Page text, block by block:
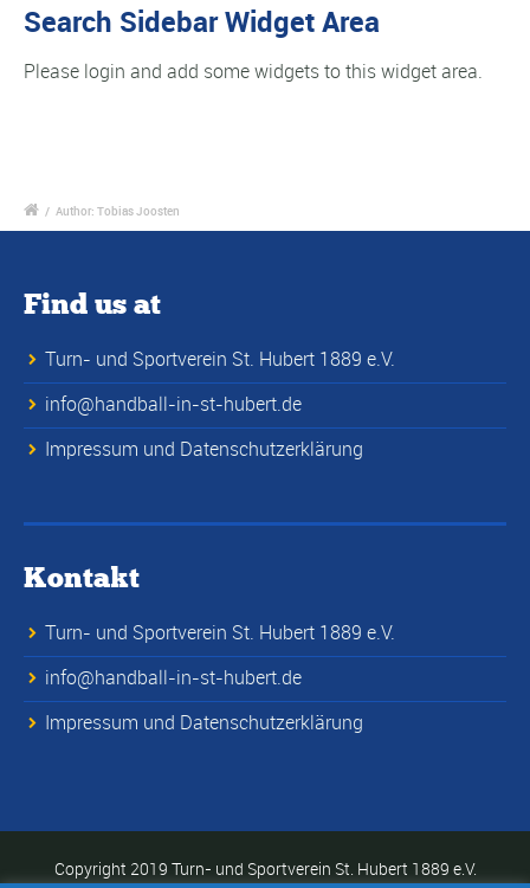
Search Sidebar Widget Area
Please login and add some widgets to this widget area.
/ Author: Tobias Joosten
Find us at
Turn- und Sportverein St. Hubert 1889 e.V.
info@handball-in-st-hubert.de
Impressum und Datenschutzerklärung
Kontakt
Turn- und Sportverein St. Hubert 1889 e.V.
info@handball-in-st-hubert.de
Impressum und Datenschutzerklärung
Copyright 2019 Turn- und Sportverein St. Hubert 1889 e.V.